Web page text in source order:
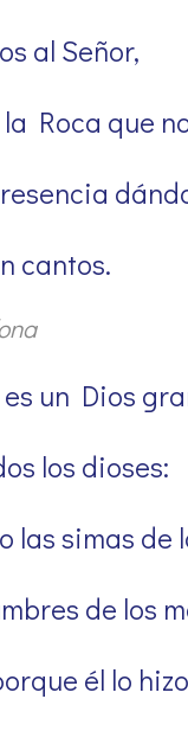
al Señor,
Roca que
cantos.
un Dios
los dioses:
las simas de
de los
él lo